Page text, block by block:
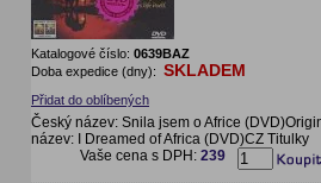
Katalogové číslo: 0639BAZ
Doba expedice (dny): SKLADEM
Přidat do oblíbených
Český název: Snila jsem o Africe
název: I Dreamed of Africa (DVD)CZ Titulky
Vaše cena s DPH: 239